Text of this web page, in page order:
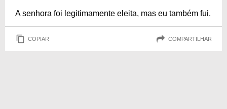
A senhora foi legitimamente eleita, mas eu também fui.
COPIAR COMPARTILHAR